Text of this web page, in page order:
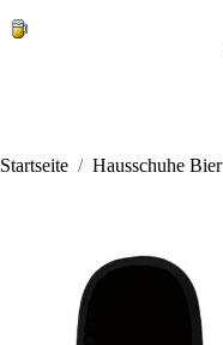
Inhalt
Startseite / Hausschuhe Bier